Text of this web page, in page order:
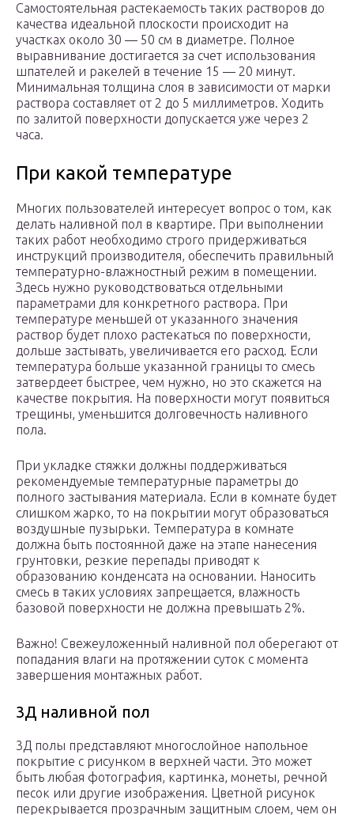
Самостоятельная растекаемость таких растворов до
качества идеальной плоскости происходит на
участках около 30 — 50 см в диаметре. Полное
выравнивание достигается за счет использования
шпателей и ракелей в течение 15 — 20 минут.
Минимальная толщина слоя в зависимости от марки
раствора составляет от 2 до 5 миллиметров. Ходить
по залитой поверхности допускается уже через 2
часа.
При какой температуре
Многих пользователей интересует вопрос о том, как
делать наливной пол в квартире. При выполнении
таких работ необходимо строго придерживаться
инструкций производителя, обеспечить правильный
температурно-влажностный режим в помещении.
Здесь нужно руководствоваться отдельными
параметрами для конкретного раствора. При
температуре меньшей от указанного значения
раствор будет плохо растекаться по поверхности,
дольше застывать, увеличивается его расход. Если
температура больше указанной границы то смесь
затвердеет быстрее, чем нужно, но это скажется на
качестве покрытия. На поверхности могут появиться
трещины, уменьшится долговечность наливного
пола.
При укладке стяжки должны поддерживаться
рекомендуемые температурные параметры до
полного застывания материала. Если в комнате будет
слишком жарко, то на покрытии могут образоваться
воздушные пузырьки. Температура в комнате
должна быть постоянной даже на этапе нанесения
грунтовки, резкие перепады приводят к
образованию конденсата на основании. Наносить
смесь в таких условиях запрещается, влажность
базовой поверхности не должна превышать 2%.
Важно! Свежеуложенный наливной пол оберегают от
попадания влаги на протяжении суток с момента
завершения монтажных работ.
3Д наливной пол
3Д полы представляют многослойное напольное
покрытие с рисунком в верхней части. Это может
быть любая фотография, картинка, монеты, речной
песок или другие изображения. Цветной рисунок
перекрывается прозрачным защитным слоем, чем он